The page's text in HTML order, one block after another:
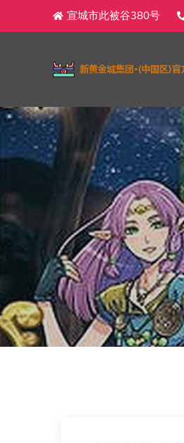
宣城市此被谷380号